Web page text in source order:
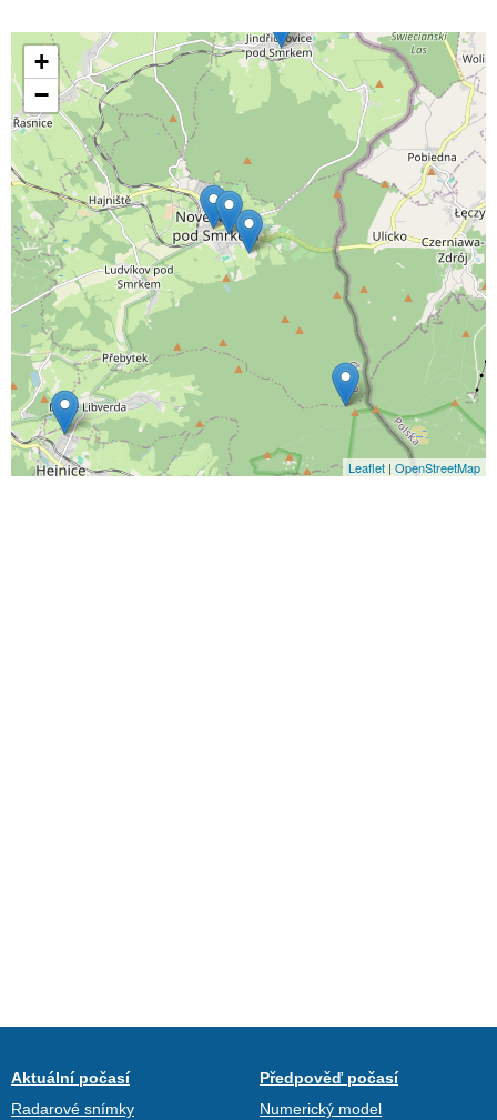
+
−
Leaflet | OpenStreetMap
Aktuální počasí
Radarové snímky
Předpověď počasí
Numerický model